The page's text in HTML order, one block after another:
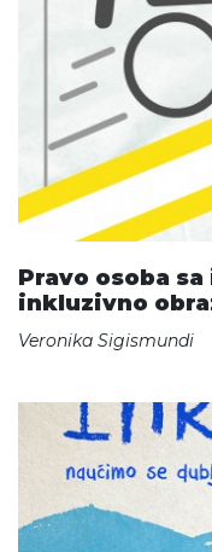
Pravo osoba
inkluzivno
Veronika Sigismundi